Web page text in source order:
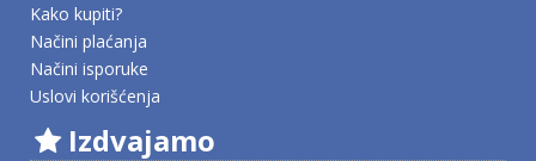
Kako kupiti?
Načini plaćanja
Načini isporuke
Uslovi korišćenja
Izdvajamo